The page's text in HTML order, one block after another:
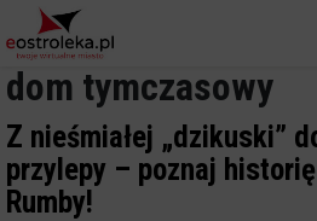
dom tymczasowy
Z nieśmiałej „dzikuski”
przylepy – poznaj
Rumby!